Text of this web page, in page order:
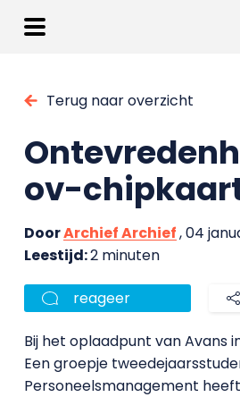
Terug naar overzicht
ov-
DoorArchief Archief, 04
Leestijd:2 minuten
reageer
Bij het oplaadpunt van Avans
Een groepje
Personeelsmanagement